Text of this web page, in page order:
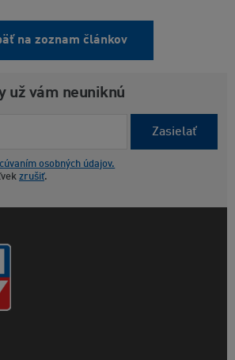
na zoznam článkov
už vám neuniknú
Zasielať
osobných údajov.
zrušiť.